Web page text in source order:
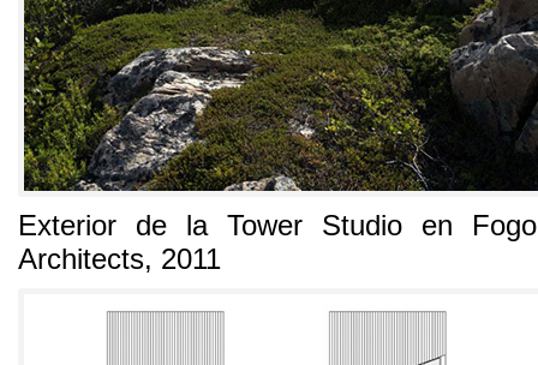
Exterior de la Tower Studio en
Architects, 2011